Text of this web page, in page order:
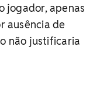
jogador, apenas
ausência de
não justificaria